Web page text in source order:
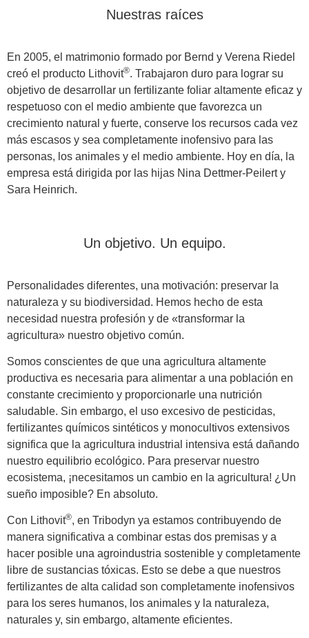
Nuestras raíces
En 2005, el matrimonio formado por Bernd y Verena Riedel
creó el producto Lithovit®. Trabajaron duro para lograr su
objetivo de desarrollar un fertilizante foliar altamente eficaz y
respetuoso con el medio ambiente que favorezca un
crecimiento natural y fuerte, conserve los recursos cada vez
más escasos y sea completamente inofensivo para las
personas, los animales y el medio ambiente. Hoy en día, la
empresa está dirigida por las hijas Nina Dettmer-Peilert y
Sara Heinrich.
Un objetivo. Un equipo.
Personalidades diferentes, una motivación: preservar la
naturaleza y su biodiversidad. Hemos hecho de esta
necesidad nuestra profesión y de «transformar la
agricultura» nuestro objetivo común.
Somos conscientes de que una agricultura altamente
productiva es necesaria para alimentar a una población en
constante crecimiento y proporcionarle una nutrición
saludable. Sin embargo, el uso excesivo de pesticidas,
fertilizantes químicos sintéticos y monocultivos extensivos
significa que la agricultura industrial intensiva está dañando
nuestro equilibrio ecológico. Para preservar nuestro
ecosistema, ¡necesitamos un cambio en la agricultura! ¿Un
sueño imposible? En absoluto.
Con Lithovit®, en Tribodyn ya estamos contribuyendo de
manera significativa a combinar estas dos premisas y a
hacer posible una agroindustria sostenible y completamente
libre de sustancias tóxicas. Esto se debe a que nuestros
fertilizantes de alta calidad son completamente inofensivos
para los seres humanos, los animales y la naturaleza,
naturales y, sin embargo, altamente eficientes.